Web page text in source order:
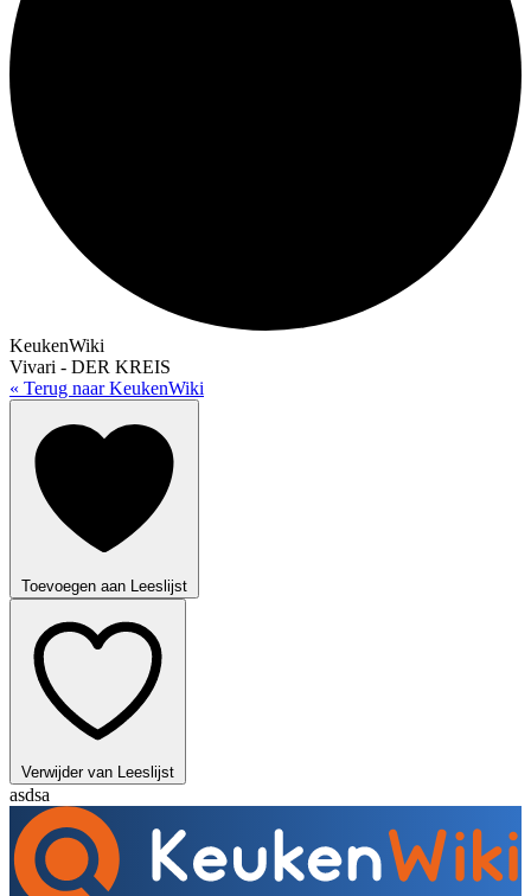
KeukenWiki
Vivari - DER KREIS
« Terug naar KeukenWiki
Toevoegen aan Leeslijst
Verwijder van Leeslijst
asdsa